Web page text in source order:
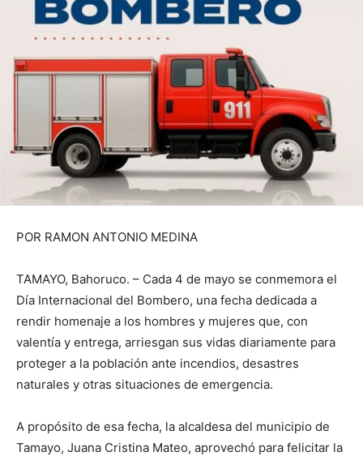
POR RAMON ANTONIO MEDINA
TAMAYO, Bahoruco. – Cada 4 de mayo se conmemora el
Día Internacional del Bombero, una fecha dedicada a
rendir homenaje a los hombres y mujeres que, con
valentía y entrega, arriesgan sus vidas diariamente para
proteger a la población ante incendios, desastres
naturales y otras situaciones de emergencia.
A propósito de esa fecha, la alcaldesa del municipio de
Tamayo, Juana Cristina Mateo, aprovechó para felicitar la